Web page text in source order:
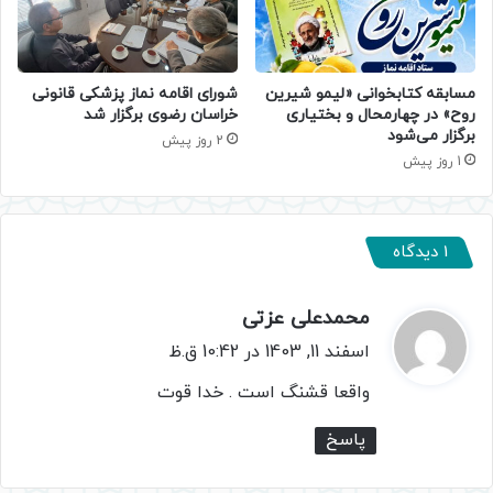
مسابقه کتابخوانی «لیمو شیرین
روح» در چهارمحال و بختیاری
برگزار می‌شود
1 روز پیش
شورای اقامه نماز پزشکی قانونی
خراسان رضوی برگزار شد
2 روز پیش
1 دیدگاه
محمدعلی عزتی
ف
اسفند 11, 1403 در 10:42 ق.ظ
واقعا قشنگ است . خدا قوت
پاسخ